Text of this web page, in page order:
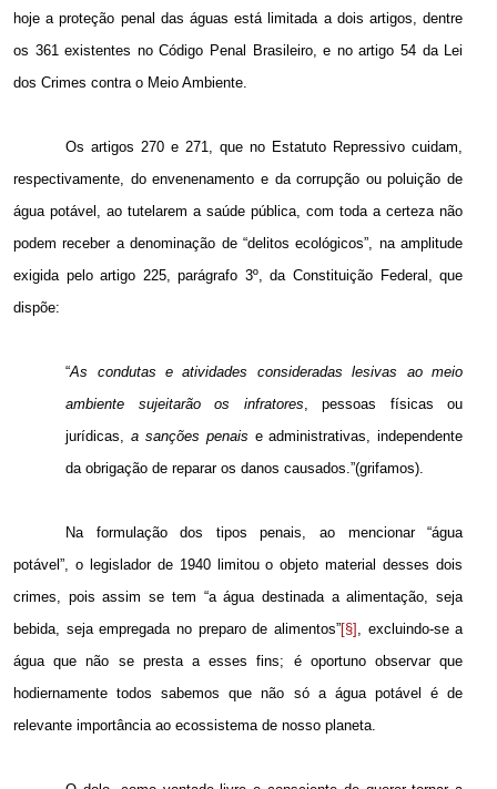
hoje a proteção penal das águas está limitada a dois artigos, dentre
os 361 existentes no Código Penal Brasileiro, e no artigo 54 da Lei
dos Crimes contra o Meio Ambiente.
Os artigos 270 e 271, que no Estatuto Repressivo cuidam,
respectivamente, do envenenamento e da corrupção ou poluição de
água potável, ao tutelarem a saúde pública, com toda a certeza não
podem receber a denominação de “delitos ecológicos”, na amplitude
exigida pelo artigo 225, parágrafo 3º, da Constituição Federal, que
dispõe:
“As condutas e atividades consideradas lesivas ao meio
ambiente sujeitarão os infratores, pessoas físicas ou
jurídicas,a sanções penais e administrativas, independente
da obrigação de reparar os danos causados.”(grifamos).
Na formulação dos tipos penais, ao mencionar “água
potável”, o legislador de 1940 limitou o objeto material desses dois
crimes, pois assim se tem “a água destinada a alimentação, seja
bebida, seja empregada no preparo de alimentos”[§] , excluindo-se a
água que não se presta a esses fins; é oportuno observar que
hodiernamente todos sabemos que não só a água potável é de
relevante importância ao ecossistema de nosso planeta.